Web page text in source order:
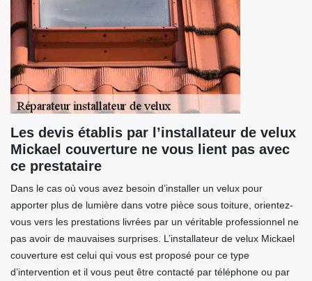
Les devis établis par l’installateur de velux
Mickael couverture ne vous lient pas avec
ce prestataire
Dans le cas où vous avez besoin d’installer un velux pour
apporter plus de lumière dans votre pièce sous toiture, orientez-
vous vers les prestations livrées par un véritable professionnel ne
pas avoir de mauvaises surprises. L’installateur de velux Mickael
couverture est celui qui vous est proposé pour ce type
d’intervention et il vous peut être contacté par téléphone ou par